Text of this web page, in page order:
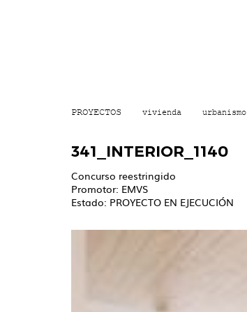
PROYECTOS vivienda urbanismo
341_INTERIOR_1140
Concurso reestringido
Promotor: EMVS
Estado: PROYECTO EN EJECUCIÓN